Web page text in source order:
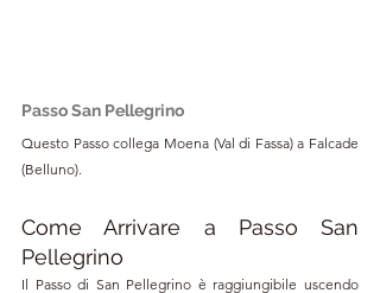
Passo San Pellegrino
Questo Passo collega Moena (Val di Fassa) a Falcade
(Belluno).
Come Arrivare a Passo San
Pellegrino
Il Passo di San Pellegrino è raggiungibile uscendo